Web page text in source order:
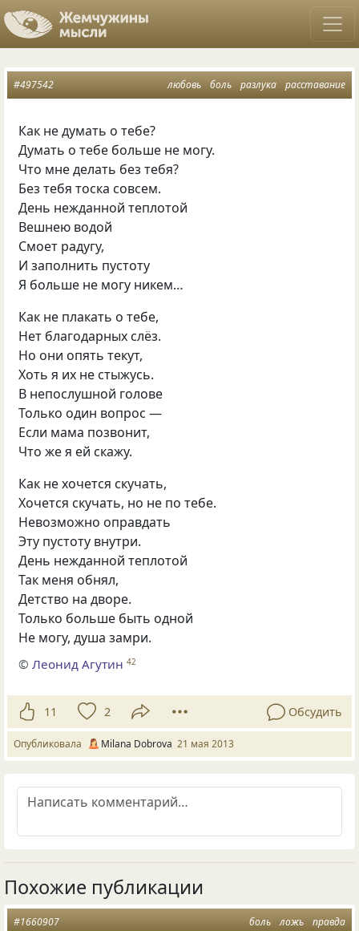
любовь боль разлука расставание
#497542
Как не думать о тебе?
Думать о тебе больше не могу.
Что мне делать без тебя?
Без тебя тоска совсем.
День нежданной теплотой
Вешнею водой
Смоет радугу,
И заполнить пустоту
Я больше не могу никем…
Как не плакать о тебе,
Нет благодарных слёз.
Но они опять текут,
Хоть я их не стыжусь.
В непослушной голове
Только один вопрос —
Если мама позвонит,
Что же я ей скажу.
Как не хочется скучать,
Хочется скучать, но не по тебе.
Невозможно оправдать
Эту пустоту внутри.
День нежданной теплотой
Так меня обнял,
Детство на дворе.
Только больше быть одной
Не могу, душа замри.
©Леонид Агутин 42
11 2 Обсудить
Опубликовала Milana Dobrova 21 мая 2013
Похожие публикации
боль ложь правда
#1660907